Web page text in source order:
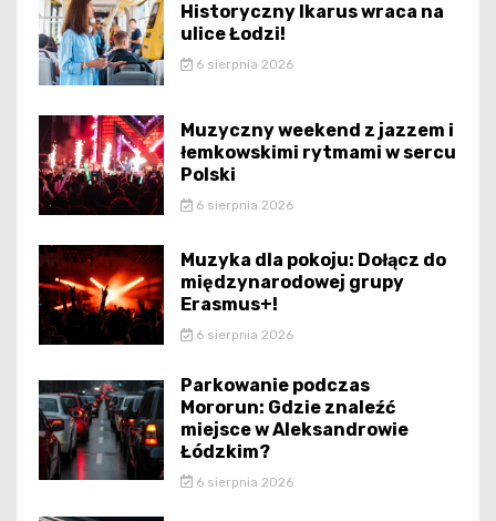
Historyczny Ikarus wraca na
ulice Łodzi!
6 sierpnia 2026
Muzyczny weekend z jazzem i
łemkowskimi rytmami w sercu
Polski
6 sierpnia 2026
Muzyka dla pokoju: Dołącz do
międzynarodowej grupy
Erasmus+!
6 sierpnia 2026
Parkowanie podczas
Mororun: Gdzie znaleźć
miejsce w Aleksandrowie
Łódzkim?
6 sierpnia 2026